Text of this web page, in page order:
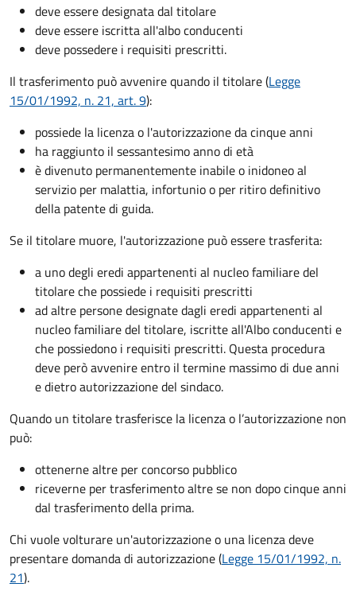
deve essere designata dal titolare
deve essere iscritta all'albo conducenti
deve possedere i requisiti prescritti.
Il trasferimento può avvenire quando il titolare (Legge
15/01/1992, n. 21, art. 9):
possiede la licenza o l'autorizzazione da cinque anni
ha raggiunto il sessantesimo anno di età
è divenuto permanentemente inabile o inidoneo al
servizio per malattia, infortunio o per ritiro definitivo
della patente di guida.
Se il titolare muore, l'autorizzazione può essere trasferita:
a uno degli eredi appartenenti al nucleo familiare del
titolare che possiede i requisiti prescritti
ad altre persone designate dagli eredi appartenenti al
nucleo familiare del titolare, iscritte all'Albo conducenti e
che possiedono i requisiti prescritti. Questa procedura
deve però avvenire entro il termine massimo di due anni
e dietro autorizzazione del sindaco.
Quando un titolare trasferisce la licenza o l’autorizzazione non
può:
ottenerne altre per concorso pubblico
riceverne per trasferimento altre se non dopo cinque anni
dal trasferimento della prima.
Chi vuole volturare un'autorizzazione o una licenza deve
presentare domanda di autorizzazione (Legge 15/01/1992, n.
21).